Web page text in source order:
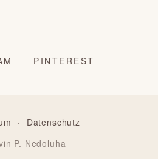
PINTEREST
·
Datenschutz
P. Nedoluha